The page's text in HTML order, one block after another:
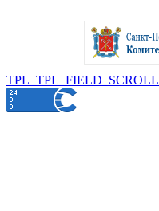
TPL_TPL_FIELD_SCROLL